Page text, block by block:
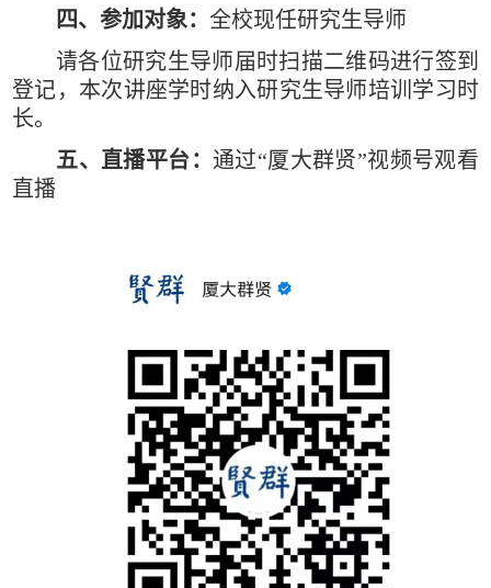
四、参加对象：全校现任研究生导师
请各位研究生导师届时扫描二维码进行签到
登记，本次讲座学时纳入研究生导师培训学习时
长。
五、直播平台： 通过“厦大群贤”视频号观看
直播